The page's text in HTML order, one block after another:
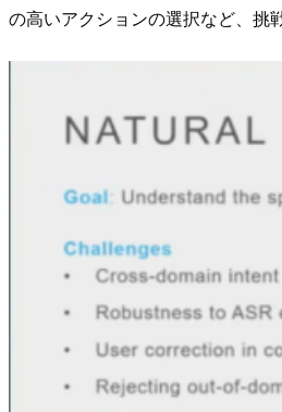
の高いアクションの選択など、挑